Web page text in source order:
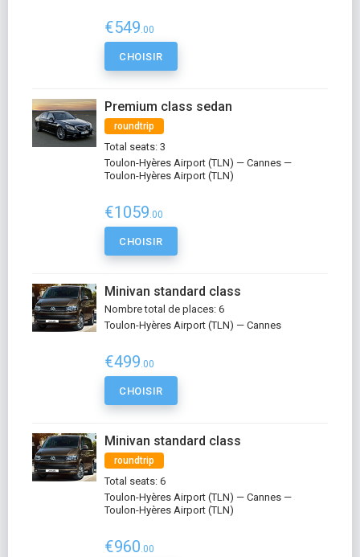
€549.00
CHOISIR
Premium class sedan
roundtrip
Total seats: 3
Toulon-Hyères Airport (TLN) — Cannes —
Toulon-Hyères Airport (TLN)
€1059.00
CHOISIR
Minivan standard class
Nombre total de places: 6
Toulon-Hyères Airport (TLN) — Cannes
€499.00
CHOISIR
Minivan standard class
roundtrip
Total seats: 6
Toulon-Hyères Airport (TLN) — Cannes —
Toulon-Hyères Airport (TLN)
€960.00